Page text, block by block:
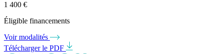
1 400 €
Éligible financements
Voir modalités
Télécharger le PDF